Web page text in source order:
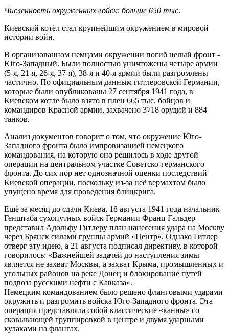
Численность окруженных войск: больше 650 тыс.
Киевский котёл стал крупнейшим окружением в мировой
истории войн.
В организованном немцами окружении погиб целый фронт -
Юго-Западный. Были полностью уничтожены четыре армии
(5-я, 21-я, 26-я, 37-я), 38-я и 40-я армии были разгромлены
частично. По официальным данным гитлеровской Германии,
которые были опубликованы 27 сентября 1941 года, в
Киевском котле было взято в плен 665 тыс. бойцов и
командиров Красной армии, захвачено 3718 орудий и 884
танков.
Анализ документов говорит о том, что окружение Юго-
Западного фронта было импровизацией немецкого
командования, на которую оно решилось в ходе другой
операции на центральном участке Советско-германского
фронта. До сих пор нет однозначной оценки последствий
Киевской операции, поскольку из-за неё вермахтом было
упущено время для проведения блицкрига.
Ещё за месяц до сдачи Киева, 18 августа 1941 года начальник
Генштаба сухопутных войск Германии Франц Гальдер
представил Адольфу Гитлеру план нанесения удара на Москву
через Брянск силами группы армий «Центр». Однако Гитлер
отверг эту идею, а 21 августа подписал директиву, в которой
говорилось: «Важнейшей задачей до наступления зимы
является не захват Москвы, а захват Крыма, промышленных и
угольных районов на реке Донец и блокирование путей
подвоза русскими нефти с Кавказа».
Немецким командованием было решено фланговыми ударами
окружить и разгромить войска Юго-Западного фронта. Эта
операция представляла собой классические «канны» со
сковывающей группировкой в центре и двумя ударными
кулаками на флангах.